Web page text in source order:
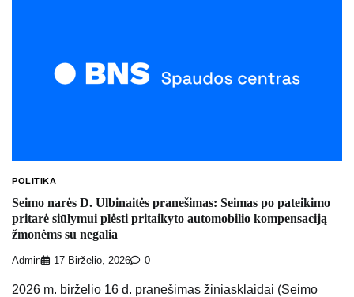
POLITIKA
Seimo narės D. Ulbinaitės pranešimas: Seimas po pateikimo
pritarė siūlymui plėsti pritaikyto automobilio kompensaciją
žmonėms su negalia
Admin 17 Birželio, 2026 0
2026 m. birželio 16 d. pranešimas žiniasklaidai (Seimo